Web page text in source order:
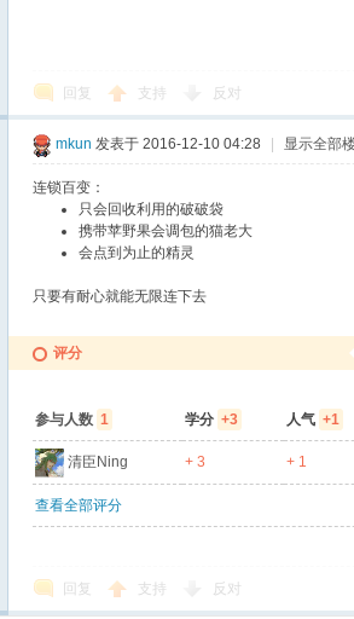
回复 支持 反对
mkun 发表于 2016-12-10 04:28 | 显示全部
连锁百变：
只会回收利用的破破袋
携带苹野果会调包的猫老大
会点到为止的精灵
只要有耐心就能无限连下去
评分
参与人数 1 学分 +3 人气 +1
清臣Ning + 3 + 1
查看全部评分
回复 支持 反对